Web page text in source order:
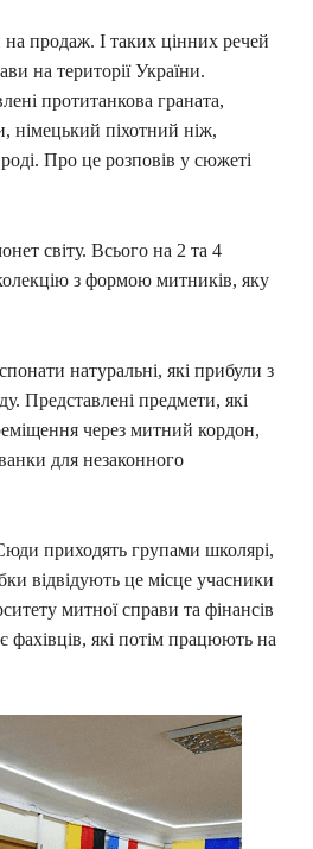
на продаж. І таких цінних речей
на території України.
протитанкова граната,
німецький піхотний ніж,
Про це розповів у сюжеті
світу. Всього на 2 та 4
з формою митників, яку
натуральні, які прибули з
Представлені предмети, які
через митний кордон,
для незаконного
приходять групами школярі,
відвідують це місце учасники
митної справи та фінансів
які потім працюють на